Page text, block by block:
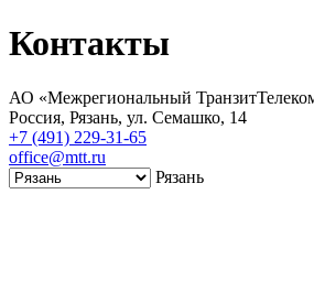
Контакты
АО «Межрегиональный
Россия, Рязань, ул. Семашко, 14
+7 (491) 229-31-65
office@mtt.ru
Рязань